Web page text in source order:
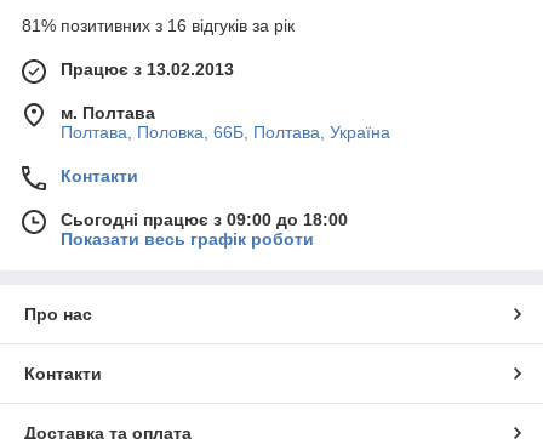
81% позитивних з 16 відгуків за рік
Працює з 13.02.2013
м. Полтава
Полтава, Половка, 66Б, Полтава, Україна
Контакти
Сьогодні працює з 09:00 до 18:00
Показати весь графік роботи
Про нас
Контакти
Доставка та оплата